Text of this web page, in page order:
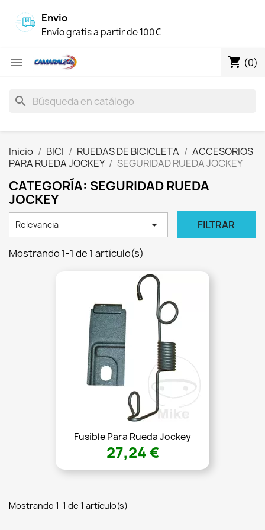
Envio
Envío gratis a partir de 100€
 shopping_cart (0)
search
Inicio BICI RUEDAS DE BICICLETA
ACCESORIOS
PARA RUEDA JOCKEY
SEGURIDAD RUEDA JOCKEY
CATEGORÍA: SEGURIDAD RUEDA
JOCKEY
Relevancia  FILTRAR
Mostrando 1-1 de 1 artículo(s)
Fusible Para Rueda Jockey
27,24 €
Mostrando 1-1 de 1 artículo(s)